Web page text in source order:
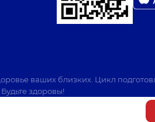
ваших близких. Цикл
здоровы!